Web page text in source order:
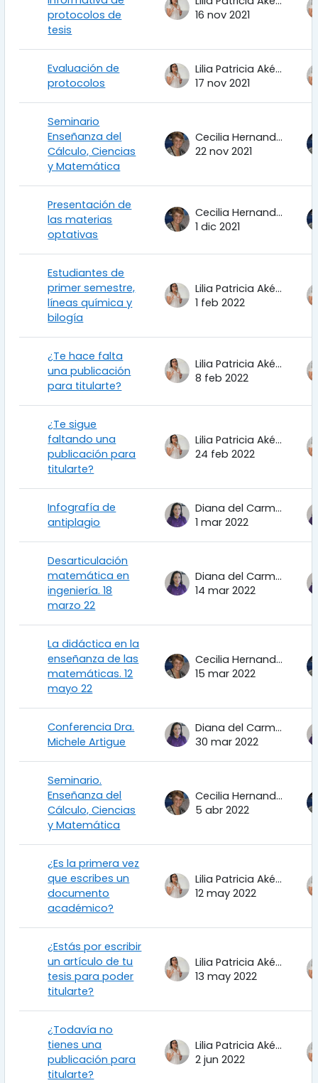
protocolos de
tesis
16 nov 2021
Evaluación de
protocolos
Lilia Patricia Aké Tec
17 nov 2021
Seminario
Enseñanza del
Cálculo, Ciencias
y Matemática
Cecilia Hernandez Garciadiego
22 nov 2021
Presentación de
las materias
optativas
Cecilia Hernandez Garciadiego
1 dic 2021
Estudiantes de
primer semestre,
líneas química y
bilogía
Lilia Patricia Aké Tec
1 feb 2022
¿Te hace falta
una publicación
para titularte?
Lilia Patricia Aké Tec
8 feb 2022
¿Te sigue
faltando una
publicación para
titularte?
Lilia Patricia Aké Tec
24 feb 2022
Infografía de
antiplagio
Diana del Carmen Torres Corrales
1 mar 2022
Desarticulación
matemática en
ingeniería. 18
marzo 22
Diana del Carmen Torres Corrales
14 mar 2022
La didáctica en la
enseñanza de las
matemáticas. 12
mayo 22
Cecilia Hernandez Garciadiego
15 mar 2022
Conferencia Dra.
Michele Artigue
Diana del Carmen Torres Corrales
30 mar 2022
Seminario.
Enseñanza del
Cálculo, Ciencias
y Matemática
Cecilia Hernandez Garciadiego
5 abr 2022
¿Es la primera vez
que escribes un
documento
académico?
Lilia Patricia Aké Tec
12 may 2022
¿Estás por escribir
un artículo de tu
tesis para poder
titularte?
Lilia Patricia Aké Tec
13 may 2022
¿Todavía no
tienes una
publicación para
titularte?
Lilia Patricia Aké Tec
2 jun 2022